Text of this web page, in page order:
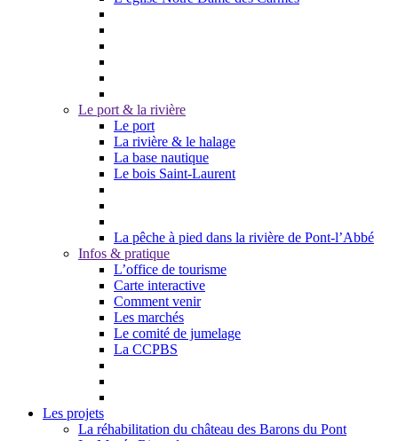
Le port & la rivière
Le port
La rivière & le halage
La base nautique
Le bois Saint-Laurent
La pêche à pied dans la rivière de Pont-l’Abbé
Infos & pratique
L’office de tourisme
Carte interactive
Comment venir
Les marchés
Le comité de jumelage
La CCPBS
Les projets
La réhabilitation du château des Barons du Pont